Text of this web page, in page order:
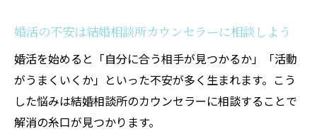
大切さ
理想の婚活プランを見つける相談のコツ
結婚相談所で理想の婚活プランを伝える方
法
カウンセリングで自分らしい婚活プランを
婚活の不安は結婚相談所カウンセラーに相談しよう
婚活を始めると「自分に合う相手が見つかるか」「活動
がうまくいくか」といった不安が多く生まれます。こう
した悩みは結婚相談所のカウンセラーに相談することで
解消の糸口が見つかります。